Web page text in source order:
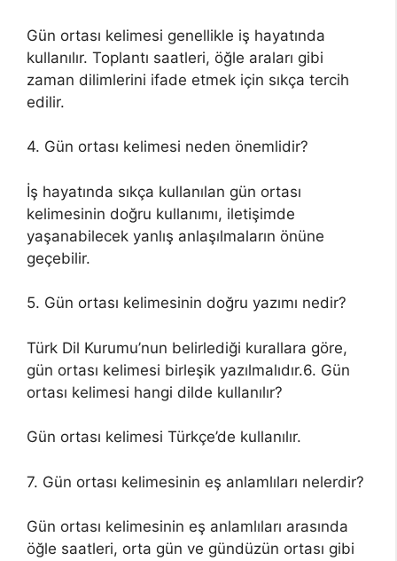
Gün ortası kelimesi genellikle iş hayatında
kullanılır. Toplantı saatleri, öğle araları gibi
zaman dilimlerini ifade etmek için sıkça tercih
edilir.
4. Gün ortası kelimesi neden önemlidir?
İş hayatında sıkça kullanılan gün ortası
kelimesinin doğru kullanımı, iletişimde
yaşanabilecek yanlış anlaşılmaların önüne
geçebilir.
5. Gün ortası kelimesinin doğru yazımı nedir?
Türk Dil Kurumu’nun belirlediği kurallara göre,
gün ortası kelimesi birleşik yazılmalıdır.6. Gün
ortası kelimesi hangi dilde kullanılır?
Gün ortası kelimesi Türkçe’de kullanılır.
7. Gün ortası kelimesinin eş anlamlıları nelerdir?
Gün ortası kelimesinin eş anlamlıları arasında
öğle saatleri, orta gün ve gündüzün ortası gibi